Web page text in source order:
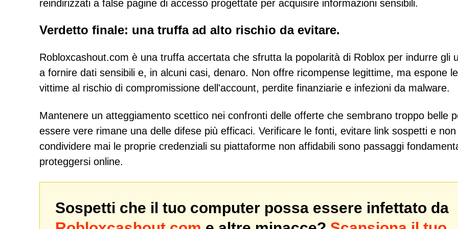
reindirizzati a false pagine di accesso progettate per acquisire informazioni sensibili.
Verdetto finale: una truffa ad alto rischio da evitare.
Robloxcashout.com è una truffa accertata che sfrutta la popolarità di Roblox per indurre gli
a fornire dati sensibili e, in alcuni casi, denaro. Non offre ricompense legittime, ma espone le
vittime al rischio di compromissione dell'account, perdite finanziarie e infezioni da malware.
Mantenere un atteggiamento scettico nei confronti delle offerte che sembrano troppo belle
essere vere rimane una delle difese più efficaci. Verificare le fonti, evitare link sospetti e non
condividere mai le proprie credenziali su piattaforme non affidabili sono passaggi
proteggersi online.
Sospetti che il tuo computer possa essere infettato da